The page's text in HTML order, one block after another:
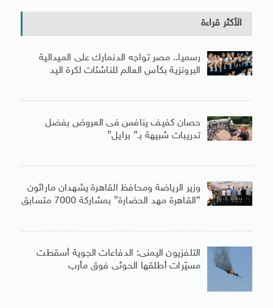
الأكثر قراءة
رسميا.. مصر تواجه الدنمارك على الميدالية
البرونزية بكأس العالم للناشئات لكرة اليد
حصان كفيف ينافس فى العروض بفضل
تدريبات شبيهة بـ” برايل”
وزير الرياضة ومحافظ القاهرة يشهدان ماراثون
“القاهرة مهد الحضارة” بمشاركة 7000 متسابق
التلفزيون اليمنى: الدفاعات الجوية أسقطت
مسيّرات أطلقها الحوثى فوق مأرب